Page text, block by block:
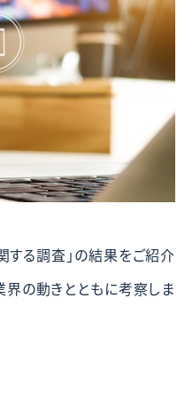
る調査」の結果をご紹介
の動きとともに考察しま